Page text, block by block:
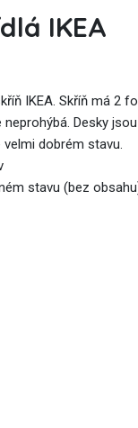
IKEA
IKEA. Skříň má 2
Desky
velmi dobrém stavu.
stavu (bez